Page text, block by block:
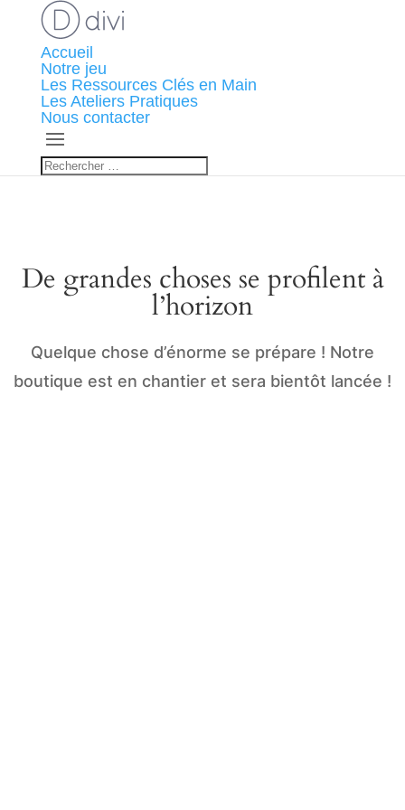
Accueil
Notre jeu
Les Ressources Clés en Main
Les Ateliers Pratiques
Nous contacter
De grandes choses se profilent à
l’horizon
Quelque chose d’énorme se prépare ! Notre
boutique est en chantier et sera bientôt lancée !